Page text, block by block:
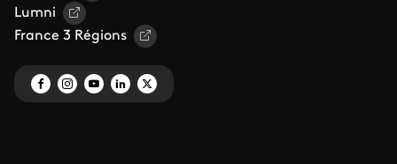
Lumni
France 3 Régions